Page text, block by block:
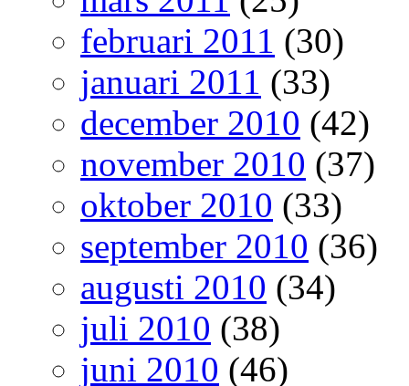
februari 2011 (30)
januari 2011 (33)
december 2010 (42)
november 2010 (37)
oktober 2010 (33)
september 2010 (36)
augusti 2010 (34)
juli 2010 (38)
juni 2010 (46)